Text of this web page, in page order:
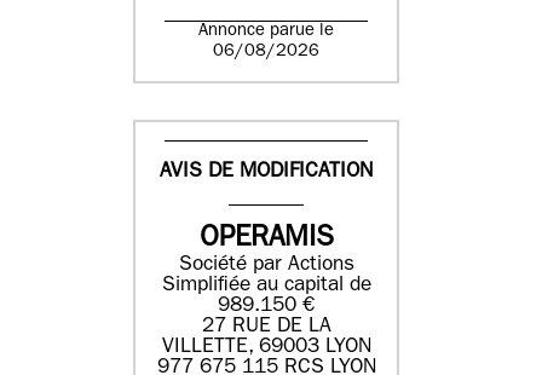
Annonce parue le
06/08/2026
AVIS DE MODIFICATION
OPERAMIS
Société par Actions
Simplifiée au capital de
989.150 €
27 RUE DE LA
VILLETTE, 69003 LYON
977 675 115 RCS LYON